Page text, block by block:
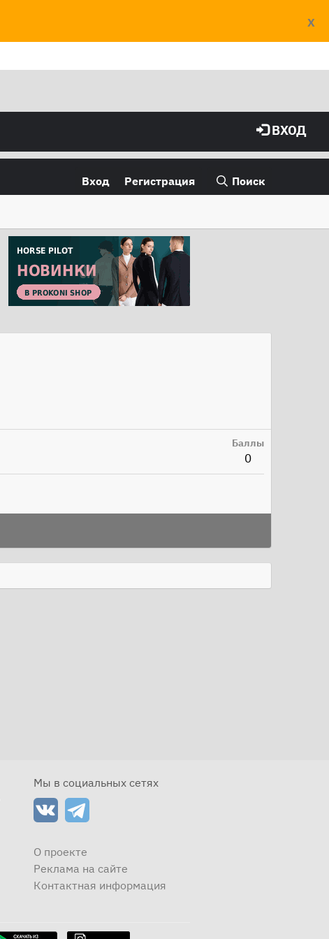
X
ВХОД
Вход Регистрация Поиск
Баллы
0
Мы в социальных сетях
О проекте
Реклама на сайте
Контактная информация